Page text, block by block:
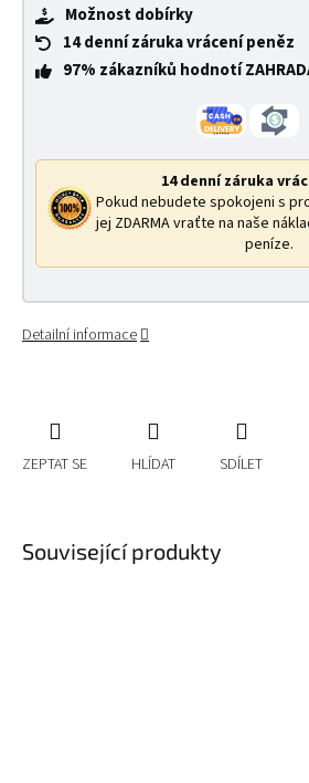
Možnost dobírky
14 denní záruka vrácení peněz
97% zákazníků hodnotí
14 denní záruka
Pokud nebudete spokojeni s
jej ZDARMA vraťte na naše
peníze.
Detailní informace
ZEPTAT SE HLÍDAT SDÍLET
Související produkty